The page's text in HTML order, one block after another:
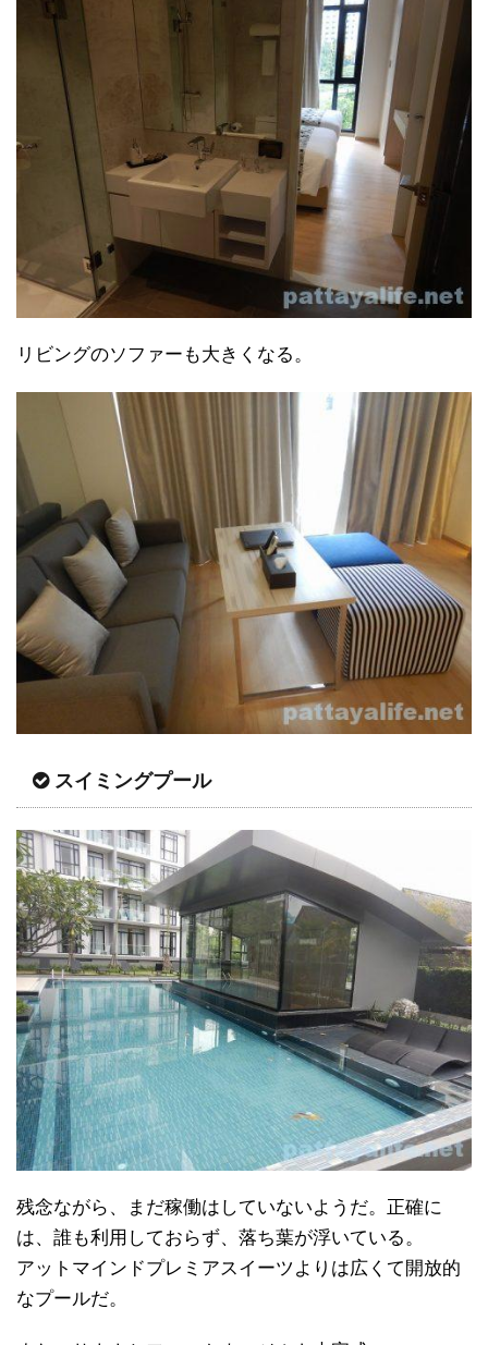
リビングのソファーも大きくなる。
スイミングプール
残念ながら、まだ稼働はしていないようだ。正確に
は、誰も利用しておらず、落ち葉が浮いている。
アットマインドプレミアスイーツよりは広くて開放的
なプールだ。